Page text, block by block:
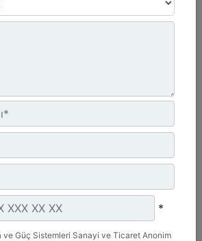
- 1290 mm
Detay
*
ve Güç Sistemleri Sanayi ve Ticaret Anonim